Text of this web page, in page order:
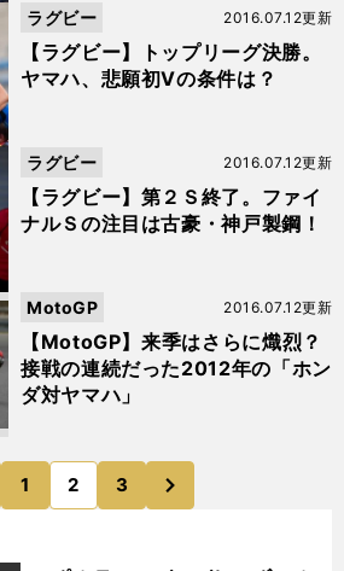
【ラグビー】トップリーグ決勝。
ヤマハ、悲願初Vの条件は？
2016.07.12更新
ラグビー
【ラグビー】第２Ｓ終了。ファイ
ナルＳの注目は古豪・神戸製鋼！
2016.07.12更新
ラグビー
【MotoGP】来季はさらに熾烈？
接戦の連続だった2012年の「ホン
ダ対ヤマハ」
2016.07.12更新
MotoGP
のページへ
1 2 3